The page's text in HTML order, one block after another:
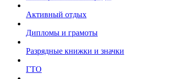
Активный отдых
Дипломы и грамоты
Разрядные книжки и значки
ГТО